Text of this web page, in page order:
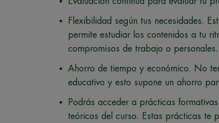
Flexibilidad según tus necesidades.
permite estudiar los contenidos a tu
compromisos de trabajo o personales.
Ahorro de tiempo y económico. No
educativo y esto supone un ahorro
Podrás acceder a prácticas
teóricos del curso. Estas prácticas te